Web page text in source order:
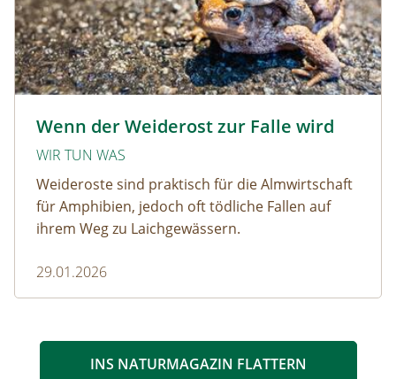
Wenn der Weiderost zur Falle wird
WIR TUN WAS
Weideroste sind praktisch für die Almwirtschaft
für Amphibien, jedoch oft tödliche Fallen auf
ihrem Weg zu Laichgewässern.
29.01.2026
INS NATURMAGAZIN FLATTERN